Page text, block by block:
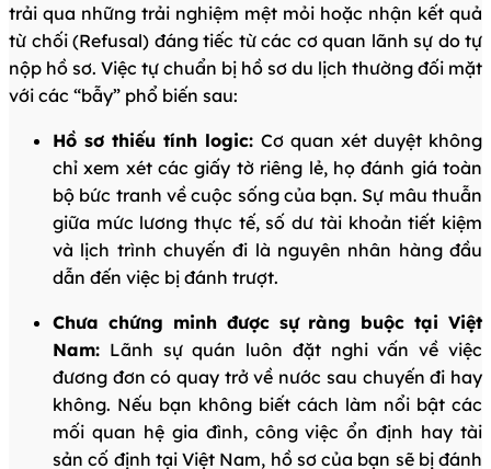
trải qua những trải nghiệm mệt mỏi hoặc nhận kết quả
từ chối (Refusal) đáng tiếc từ các cơ quan lãnh sự do tự
nộp hồ sơ. Việc tự chuẩn bị hồ sơ du lịch thường đối mặt
với các “bẫy” phổ biến sau:
Hồ sơ thiếu tính logic: Cơ quan xét duyệt không
chỉ xem xét các giấy tờ riêng lẻ, họ đánh giá toàn
bộ bức tranh về cuộc sống của bạn. Sự mâu thuẫn
giữa mức lương thực tế, số dư tài khoản tiết kiệm
và lịch trình chuyến đi là nguyên nhân hàng đầu
dẫn đến việc bị đánh trượt.
Chưa chứng minh được sự ràng buộc tại Việt
Nam: Lãnh sự quán luôn đặt nghi vấn về việc
đương đơn có quay trở về nước sau chuyến đi hay
không. Nếu bạn không biết cách làm nổi bật các
mối quan hệ gia đình, công việc ổn định hay tài
sản cố định tại Việt Nam, hồ sơ của bạn sẽ bị đánh